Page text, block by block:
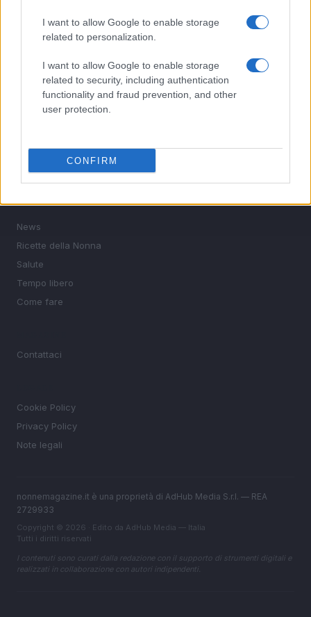
I want to allow Google to enable storage
related to personalization.
I want to allow Google to enable storage
related to security, including authentication
functionality and fraud prevention, and other
user protection.
CONFIRM
Caldo record in Europa: rischi per la salute e ambiente
Saggezza di ieri, ispirazione per oggi. News, ricette della
nonna, salute, tempo libero e consigli pratici.
SEZIONI
News
Ricette della Nonna
Salute
Tempo libero
Come fare
Contattaci
Cookie Policy
Privacy Policy
Note legali
nonnemagazine.it è una proprietà di AdHub Media S.r.l. — REA
2729933
Copyright © 2026 · Edito da AdHub Media — Italia
Tutti i diritti riservati
I contenuti sono curati dalla redazione con il supporto di strumenti digitali e
realizzati in collaborazione con autori indipendenti.